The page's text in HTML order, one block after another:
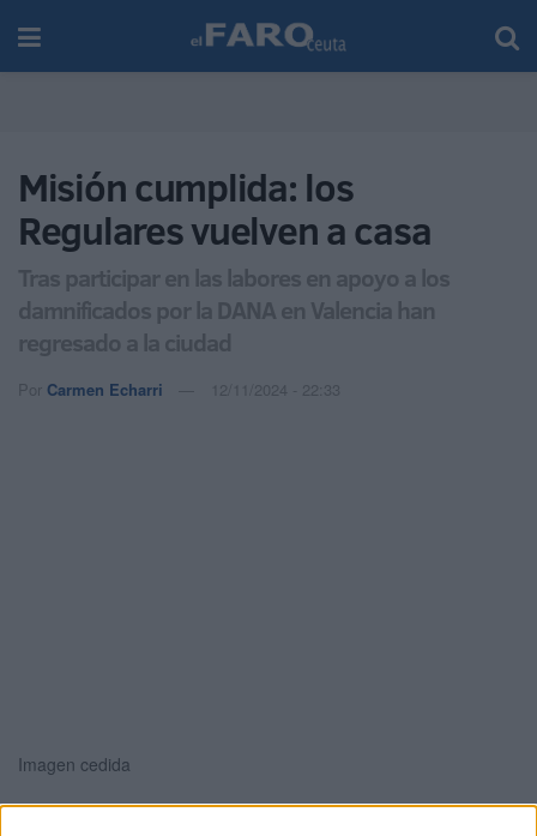
Misión cumplida: los
Regulares vuelven a casa
Tras participar en las labores en apoyo a los
damnificados por la DANA en Valencia han
regresado a la ciudad
Por Carmen Echarri 12/11/2024 - 22:33
Imagen cedida